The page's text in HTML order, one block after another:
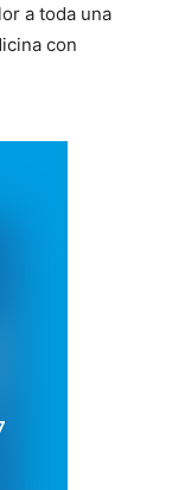
a toda una
con